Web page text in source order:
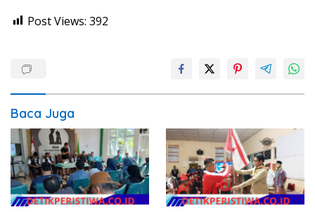
Post Views: 392
Baca Juga